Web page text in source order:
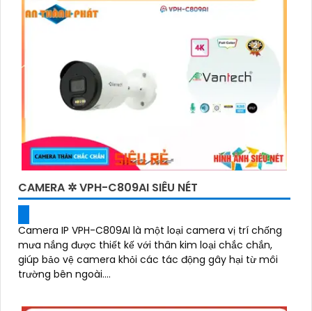
CAMERA ✲ VPH-C809AI SIÊU NÉT
Camera IP VPH-C809AI là một loại camera vị trí chống
mưa nắng được thiết kế với thân kim loại chắc chắn,
giúp bảo vệ camera khỏi các tác động gây hại từ môi
trường bên ngoài....